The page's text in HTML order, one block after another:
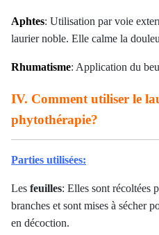
Aphtes: Utilisation par voie
laurier noble. Elle calme la
Rhumatisme: Application du
IV. Comment utiliser le
phytothérapie?
Parties utilisées:
Les feuilles: Elles sont récoltées
branches et sont mises à sécher
en décoction.